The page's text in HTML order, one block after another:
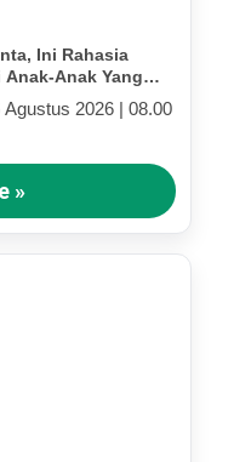
Ini Rahasia
Anak Yang
2026 | 08.00
»